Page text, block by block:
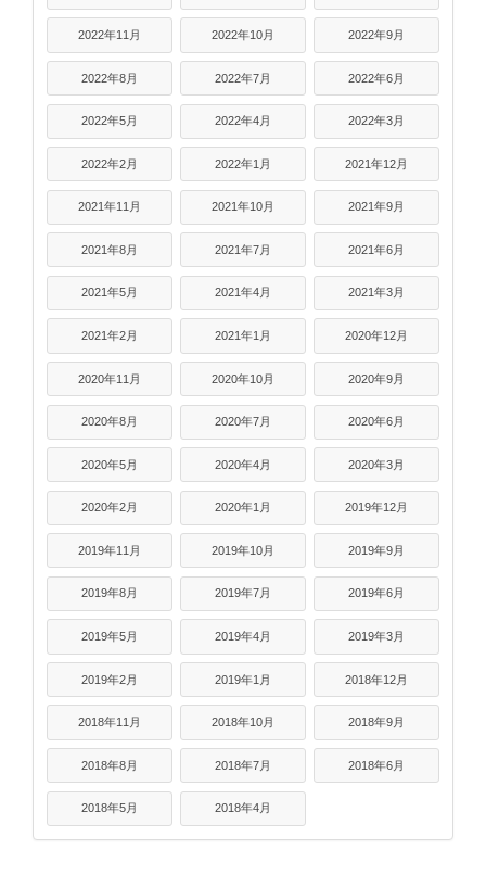
2022年11月 2022年10月 2022年9月
2022年8月 2022年7月 2022年6月
2022年5月 2022年4月 2022年3月
2022年2月 2022年1月 2021年12月
2021年11月 2021年10月 2021年9月
2021年8月 2021年7月 2021年6月
2021年5月 2021年4月 2021年3月
2021年2月 2021年1月 2020年12月
2020年11月 2020年10月 2020年9月
2020年8月 2020年7月 2020年6月
2020年5月 2020年4月 2020年3月
2020年2月 2020年1月 2019年12月
2019年11月 2019年10月 2019年9月
2019年8月 2019年7月 2019年6月
2019年5月 2019年4月 2019年3月
2019年2月 2019年1月 2018年12月
2018年11月 2018年10月 2018年9月
2018年8月 2018年7月 2018年6月
2018年5月 2018年4月